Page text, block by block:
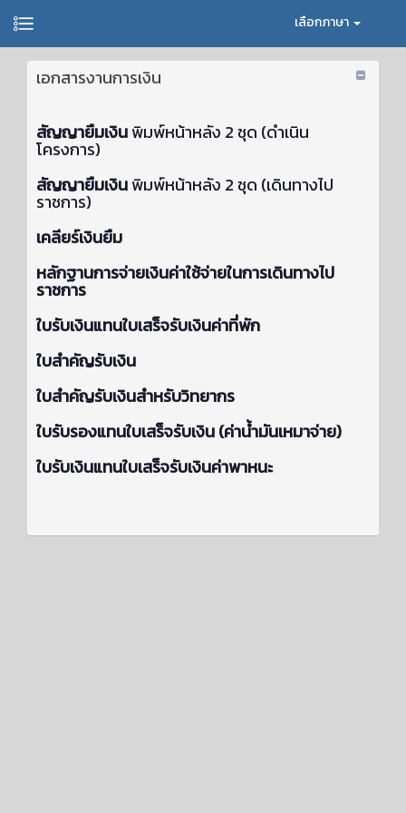
เลือกภาษา
เอกสารงานการเงิน
สัญญายืมเงินพิมพ์หน้าหลัง 2 ชุด (ดำเนิน
โครงการ)
สัญญายืมเงินพิมพ์หน้าหลัง 2 ชุด (เดินทางไป
ราชการ)
เคลียร์เงินยืม
หลักฐานการจ่ายเงินค่าใช้จ่ายในการเดินทางไป
ราชการ
ใบรับเงินแทนใบเสร็จรับเงินค่าที่พัก
ใบสำคัญรับเงิน
ใบสำคัญรับเงินสำหรับวิทยากร
ใบรับรองแทนใบเสร็จรับเงิน (ค่าน้ำมันเหมาจ่าย)
ใบรับเงินแทนใบเสร็จรับเงินค่าพาหนะ